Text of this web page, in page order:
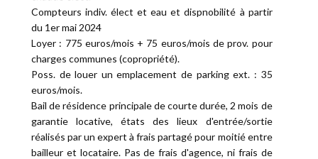
Compteurs indiv. élect et eau et dispnobilité à partir
du 1er mai 2024
Loyer : 775 euros/mois + 75 euros/mois de prov. pour
charges communes (copropriété).
Poss. de louer un emplacement de parking ext. : 35
euros/mois.
Bail de résidence principale de courte durée, 2 mois de
garantie locative, états des lieux d'entrée/sortie
réalisés par un expert à frais partagé pour moitié entre
bailleur et locataire. Pas de frais d'agence, ni frais de